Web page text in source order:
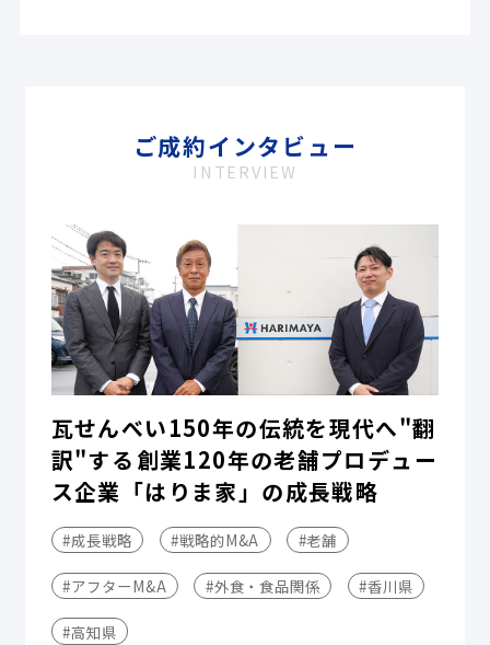
ご成約インタビュー
INTERVIEW
瓦せんべい150年の伝統を現代へ"翻
訳"する――創業120年の老舗プロデュー
ス企業「はりま家」の成長戦略
#成長戦略 #戦略的M&A #老舗
#アフターM&A #外食・食品関係 #香川県
#高知県